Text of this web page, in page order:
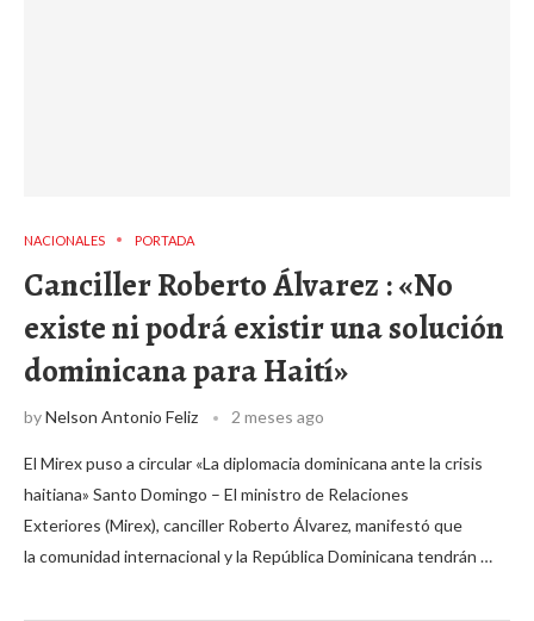
NACIONALES PORTADA
Canciller Roberto Álvarez : «No
existe ni podrá existir una solución
dominicana para Haití»
byNelson Antonio Feliz 2 meses ago
El Mirex puso a circular «La diplomacia dominicana ante la crisis
haitiana» Santo Domingo – El ministro de Relaciones
Exteriores (Mirex), canciller Roberto Álvarez, manifestó que
la comunidad internacional y la República Dominicana tendrán …